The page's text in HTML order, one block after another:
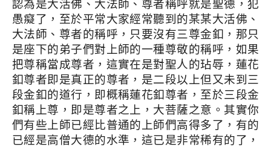
認為是大活佛、大法師、尊者稱呼就是聖德，犯
愚癡了，至於平常大家經常聽到的某某大活佛、
大法師、尊者的稱呼，只要沒有三尊金釦，那只
是座下的弟子們對上師的一種尊敬的稱呼，如果
把尊稱當成尊者，這實在是對聖人的玷辱，蓮花
釦尊者即是真正的尊者，是二段以上但又未到三
段金釦的道行，即概稱蓮花釦尊者，至於三段金
釦稱上尊，即是尊者之上，大菩薩之意。其實你
們有些上師已經比普通的上師們高得多了，有的
已經是高僧大德的水準，這已是非常稀有的了，